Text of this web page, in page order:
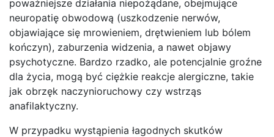
poważniejsze działania niepożądane, obejmujące
neuropatię obwodową (uszkodzenie nerwów,
objawiające się mrowieniem, drętwieniem lub bólem
kończyn), zaburzenia widzenia, a nawet objawy
psychotyczne. Bardzo rzadko, ale potencjalnie groźne
dla życia, mogą być ciężkie reakcje alergiczne, takie
jak obrzęk naczynioruchowy czy wstrząs
anafilaktyczny.
W przypadku wystąpienia łagodnych skutków